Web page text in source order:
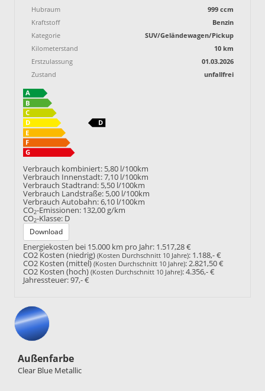
Hubraum
999 ccm
Kraftstoff
Benzin
Kategorie
SUV/Geländewagen/Pickup
Kilometerstand
10 km
Erstzulassung
01.03.2026
Zustand
unfallfrei
Verbrauch kombiniert: 5,80 l/100km
Verbrauch Innenstadt:7,10 l/100km
Verbrauch Stadtrand: 5,50 l/100km
Verbrauch Landstraße: 5,00 l/100km
Verbrauch Autobahn:6,10 l/100km
CO2-Emissionen: 132,00 g/km
CO2-Klasse: D
Download
Energiekosten bei 15.000 km pro Jahr: 1.517,28 €
CO2 Kosten (niedrig) (Kosten Durchschnitt 10 Jahre): 1.188,- €
CO2 Kosten (mittel) (Kosten Durchschnitt 10 Jahre):2.821,50 €
CO2 Kosten (hoch) (Kosten Durchschnitt 10 Jahre):4.356,- €
Jahressteuer:97,- €
Außenfarbe
Clear Blue Metallic